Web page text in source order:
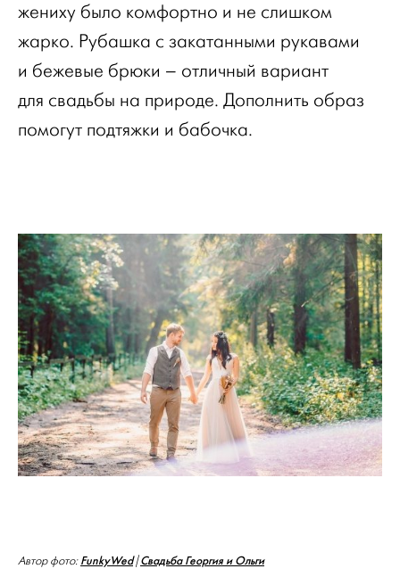
жениху было комфортно и не слишком
жарко. Рубашка с закатанными рукавами
и бежевые брюки – отличный вариант
для свадьбы на природе. Дополнить образ
помогут подтяжки и бабочка.
Автор фото: FunkyWed|Свадьба Георгия и Ольги